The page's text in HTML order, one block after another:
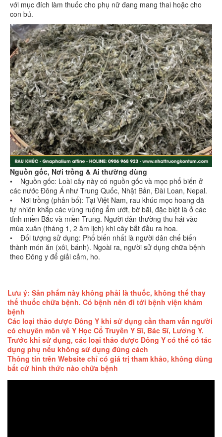
với mục đích làm thuốc cho phụ nữ đang mang thai hoặc cho
con bú.
Nguồn gốc, Nơi trồng & Ai thường dùng
• Nguồn gốc: Loài cây này có nguồn gốc và mọc phổ biến ở
các nước Đông Á như Trung Quốc, Nhật Bản, Đài Loan, Nepal.
• Nơi trồng (phân bố): Tại Việt Nam, rau khúc mọc hoang dã
tự nhiên khắp các vùng ruộng ẩm ướt, bờ bãi, đặc biệt là ở các
tỉnh miền Bắc và miền Trung. Người dân thường thu hái vào
mùa xuân (tháng 1, 2 âm lịch) khi cây bắt đầu ra hoa.
• Đối tượng sử dụng: Phổ biến nhất là người dân chế biến
thành món ăn (xôi, bánh). Ngoài ra, người sử dụng chữa bệnh
theo Đông y để giải cảm, ho.
Lưu ý: Sản phẩm này không phải là thuốc, không thể thay
thế thuốc chữa bệnh. Có bệnh nên đi tới bệnh viện khám
bệnh
Các loại thảo dược Đông Y khi sử dụng cần tham vấn người
có chuyên môn về Y Học Cổ Truyền Y Sĩ, Bác Sĩ, Lương Y.
Trước khi sử dụng, các loại thảo dược Đông Y có thể có tác
dụng phụ nếu không sử dụng đúng cách
Thông tin trên Website chỉ có giá trị tham khảo, không dùng
bất cứ hình thức nào chữa bệnh